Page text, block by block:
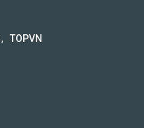
, TOPVN